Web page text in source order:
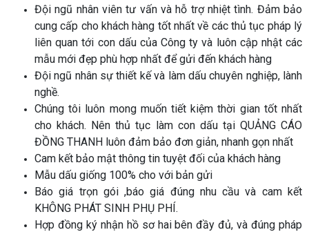
Đội ngũ nhân viên tư vấn và hỗ trợ nhiệt tình. Đảm bảo
cung cấp cho khách hàng tốt nhất về các thủ tục pháp lý
liên quan tới con dấu của Công ty và luôn cập nhật các
mẫu mới đẹp phù hợp nhất để gửi đến khách hàng
Đội ngũ nhân sự thiết kế và làm dấu chuyên nghiệp, lành
nghề.
Chúng tôi luôn mong muốn tiết kiệm thời gian tốt nhất
cho khách. Nên thủ tục làm con dấu tại QUẢNG CÁO
ĐỒNG THANH luôn đảm bảo đơn giản, nhanh gọn nhất
Cam kết bảo mật thông tin tuyệt đối của khách hàng
Mẫu dấu giống 100% cho với bản gửi
Báo giá trọn gói ,báo giá đúng nhu cầu và cam kết
KHÔNG PHÁT SINH PHỤ PHÍ.
Hợp đồng ký nhận hồ sơ hai bên đầy đủ, và đúng pháp